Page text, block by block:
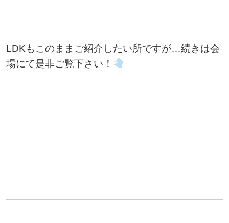
LDKもこのままご紹介したい所ですが…続きは会
場にて是非ご覧下さい！